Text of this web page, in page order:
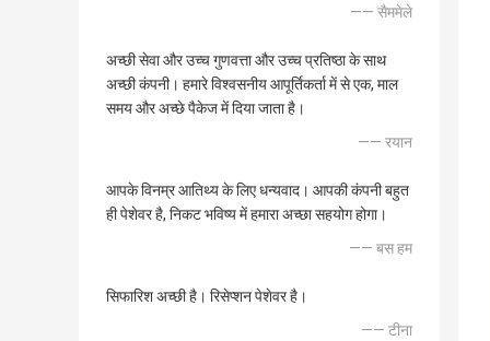
—— सैममेले
अच्छी सेवा और उच्च गुणवत्ता और उच्च प्रतिष्ठा के साथ
अच्छी कंपनी। हमारे विश्वसनीय आपूर्तिकर्ता में से एक, माल
समय और अच्छे पैकेज में दिया जाता है।
—— रयान
आपके विनम्र आतिथ्य के लिए धन्यवाद। आपकी कंपनी बहुत
ही पेशेवर है, निकट भविष्य में हमारा अच्छा सहयोग होगा।
—— बस हम
सिफारिश अच्छी है। रिसेप्शन पेशेवर है।
—— टीना